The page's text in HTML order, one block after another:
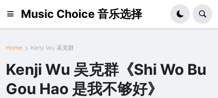
Music Choice 音乐选择
Home Kenji Wu 吴克群
Kenji Wu 吴克群《Shi Wo Bu
Gou Hao 是我不够好》